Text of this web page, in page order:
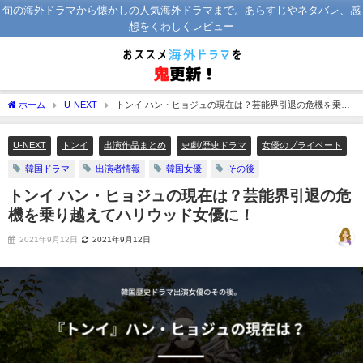
旬の海外ドラマから懐かしの人気海外ドラマまで。あらすじやネタバレ、感
想をくわしくレビュー
ホーム U-NEXT
トンイ ハン・ヒョジュの現在は？芸能界引退の危機を乗り
越えてハリウッド女優に！
U-NEXT トンイ 出演作品まとめ 史劇/歴史ドラマ 女優のプライベート
韓国ドラマ 出演者情報 韓国女優 その後
トンイ ハン・ヒョジュの現在は？芸能界引退の危
機を乗り越えてハリウッド女優に！
2021年9月12日 2021年9月12日